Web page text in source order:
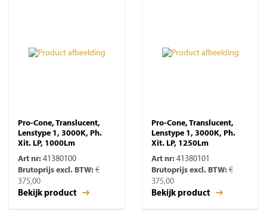
Pro-Cone, Translucent,
Lenstype 1, 3000K, Ph.
Xit. LP, 1000Lm
Art nr: 41380100
Brutoprijs excl. BTW: €
375,00
Bekijk product
Pro-Cone, Translucent,
Lenstype 1, 3000K, Ph.
Xit. LP, 1250Lm
Art nr: 41380101
Brutoprijs excl. BTW: €
375,00
Bekijk product